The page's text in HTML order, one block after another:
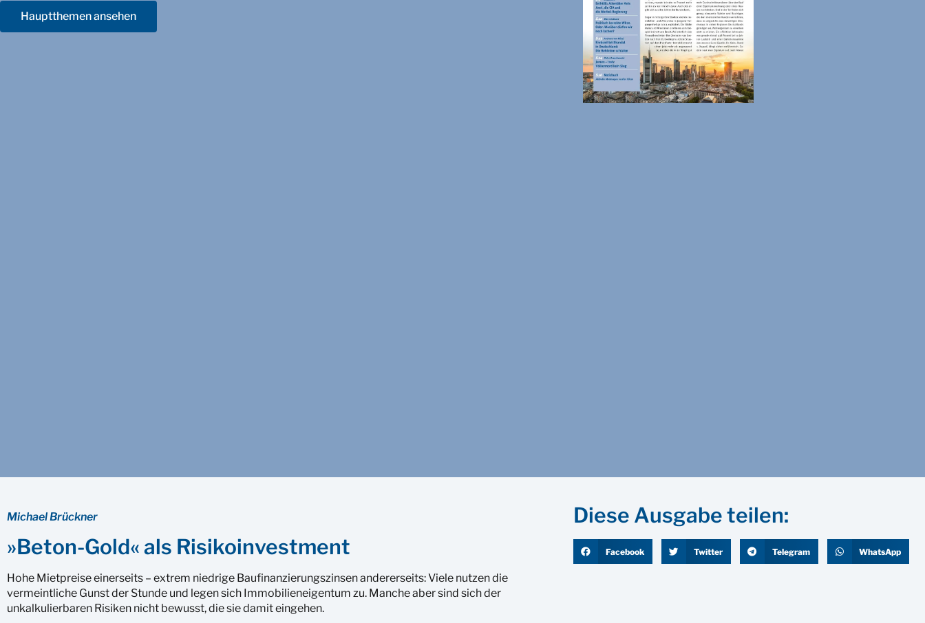
Hauptthemen ansehen
Michael Brückner
»Beton-Gold« als Risikoinvestment
Hohe Mietpreise einerseits – extrem niedrige Baufinanzierungszinsen andererseits: Viele nutzen die
vermeintliche Gunst der Stunde und legen sich Immobilieneigentum zu. Manche aber sind sich der
unkalkulierbaren Risiken nicht bewusst, die sie damit eingehen.
Diese Ausgabe teilen:
Facebook Twitter Telegram WhatsApp